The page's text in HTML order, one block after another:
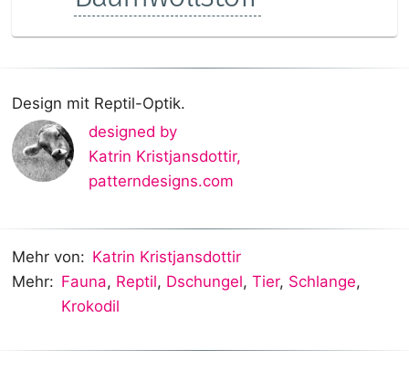
Design mit Reptil-Optik.
designed by
Katrin Kristjansdottir,
patterndesigns.com
Mehr von: Katrin Kristjansdottir
Mehr: Fauna, Reptil, Dschungel,Tier, Schlange,
Krokodil